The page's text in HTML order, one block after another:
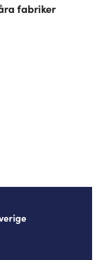
fabriker